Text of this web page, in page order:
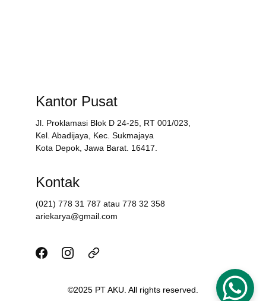
Kantor Pusat
Kontak
©2025 PT AKU. All rights reserved.
Kota Depok, Jawa Barat. 16417.
Kel. Abadijaya, Kec. Sukmajaya
Jl. Proklamasi Blok D 24-25, RT 001/023,
ariekarya@gmail.com
(021) 778 31 787 atau 778 32 358